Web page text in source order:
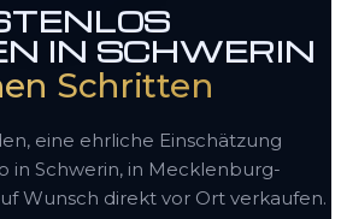
IN SCHWERIN
Schritten
eine ehrliche Einschätzung
in Schwerin, in Mecklenburg-
Wunsch direkt vor Ort verkaufen.